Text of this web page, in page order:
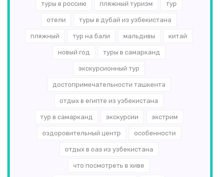
туры в россию пляжный туризм тур
отели туры в дубай из узбекистана
пляжный тур на бали мальдивы китай
новый год туры в самарканд
экскурсионный тур
достопримечательности ташкента
отдых в египте из узбекистана
тур в самарканд экскурсии экстрим
оздоровительный центр особенности
отдых в оаэ из узбекистана
что посмотреть в хиве